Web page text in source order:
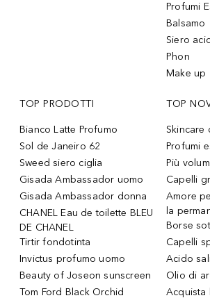
Profumi
Balsamo
Siero
Phon
Make up
TOP PRODOTTI
Bianco Latte Profumo
Sol de Janeiro 62
Sweed siero ciglia
Gisada Ambassador uomo
Gisada Ambassador donna
CHANEL Eau de toilette BLEU
DE CHANEL
Tirtir fondotinta
Invictus profumo uomo
Beauty of Joseon sunscreen
Tom Ford Black Orchid
TOP
Skincare
Profumi
Più
Capelli
Amore
la
Borse
Capelli
Acido
Olio di
Acquista